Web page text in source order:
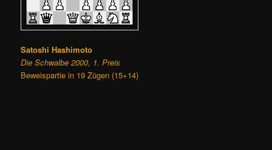
Satoshi Hashimoto
Die Schwalbe 2000, 1. Preis
Beweispartie in 19 Zügen (15+14)